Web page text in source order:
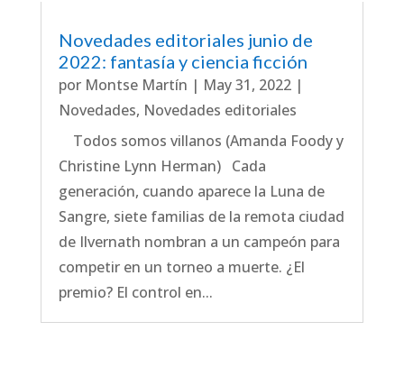
Novedades editoriales junio de
2022: fantasía y ciencia ficción
por Montse Martín | May 31, 2022|
Novedades, Novedades editoriales
Todos somos villanos (Amanda Foody y
Christine Lynn Herman) Cada
generación, cuando aparece la Luna de
Sangre, siete familias de la remota ciudad
de Ilvernath nombran a un campeón para
competir en un torneo a muerte. ¿El
premio? El control en...